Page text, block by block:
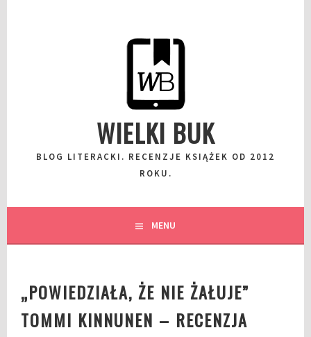
WIELKI BUK
BLOG LITERACKI. RECENZJE KSIĄŻEK OD 2012
ROKU.
MENU
„POWIEDZIAŁA, ŻE NIE ŻAŁUJE”
TOMMI KINNUNEN – RECENZJA